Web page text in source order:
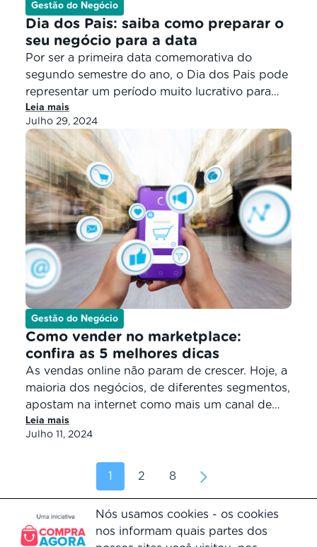
Nós usamos cookies - os cookies
nos informam quais partes dos
Gestão do Negócio
Dia dos Pais: saiba como preparar o
seu negócio para a data
Por ser a primeira data comemorativa do
segundo semestre do ano, o Dia dos Pais pode
representar um período muito lucrativo para
negócios e empreendedores que decidem
investir em itens relacionados às celebrações
dessa ocasião. O Dia dos Pais é comemorado
no segundo domingo de agosto. Assim, com
organização, planejamento e dedicação, os
empreendedores mais […]
Leia mais
Julho 29, 2024
Gestão do Negócio
Como vender no marketplace:
confira as 5 melhores dicas
As vendas online não param de crescer. Hoje, a
maioria dos negócios, de diferentes segmentos,
apostam na internet como mais um canal de
transação. Para se ter uma ideia, segundo
relatório da empresa NeoTrust divulgado no
seja, o comércio eletrônico, cresceu 22,7% em
2019, e faturou por volta de […]
Leia mais
Julho 11, 2024
1 2 8